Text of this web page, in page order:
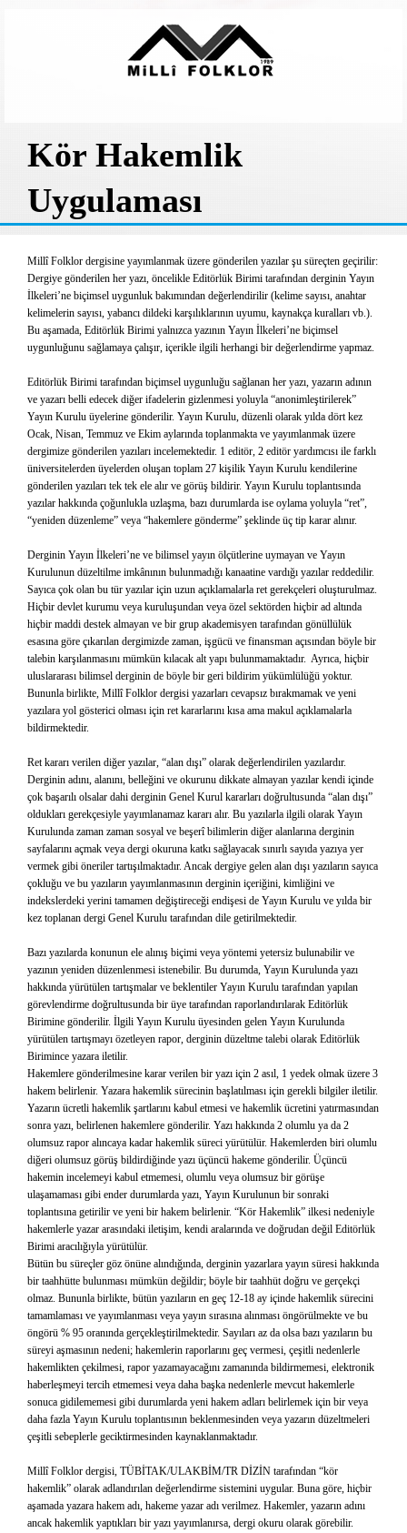
Kör Hakemlik
Uygulaması
Millî Folklor dergisine yayımlanmak üzere gönderilen yazılar şu süreçten geçirilir:
Dergiye gönderilen her yazı, öncelikle Editörlük Birimi tarafından derginin Yayın
İlkeleri’ne biçimsel uygunluk bakımından değerlendirilir (kelime sayısı, anahtar
kelimelerin sayısı, yabancı dildeki karşılıklarının uyumu, kaynakça kuralları vb.).
Bu aşamada, Editörlük Birimi yalnızca yazının Yayın İlkeleri’ne biçimsel
uygunluğunu sağlamaya çalışır, içerikle ilgili herhangi bir değerlendirme yapmaz.
Editörlük Birimi tarafından biçimsel uygunluğu sağlanan her yazı, yazarın adının
ve yazarı belli edecek diğer ifadelerin gizlenmesi yoluyla “anonimleştirilerek”
Yayın Kurulu üyelerine gönderilir. Yayın Kurulu, düzenli olarak yılda dört kez
Ocak, Nisan, Temmuz ve Ekim aylarında toplanmakta ve yayımlanmak üzere
dergimize gönderilen yazıları incelemektedir. 1 editör, 2 editör yardımcısı ile farklı
üniversitelerden üyelerden oluşan toplam 27 kişilik Yayın Kurulu kendilerine
gönderilen yazıları tek tek ele alır ve görüş bildirir. Yayın Kurulu toplantısında
yazılar hakkında çoğunlukla uzlaşma, bazı durumlarda ise oylama yoluyla “ret”,
“yeniden düzenleme” veya “hakemlere gönderme” şeklinde üç tip karar alınır.
Derginin Yayın İlkeleri’ne ve bilimsel yayın ölçütlerine uymayan ve Yayın
Kurulunun düzeltilme imkânının bulunmadığı kanaatine vardığı yazılar reddedilir.
Sayıca çok olan bu tür yazılar için uzun açıklamalarla ret gerekçeleri oluşturulmaz.
Hiçbir devlet kurumu veya kuruluşundan veya özel sektörden hiçbir ad altında
hiçbir maddi destek almayan ve bir grup akademisyen tarafından gönüllülük
esasına göre çıkarılan dergimizde zaman, işgücü ve finansman açısından böyle bir
talebin karşılanmasını mümkün kılacak alt yapı bulunmamaktadır. Ayrıca, hiçbir
uluslararası bilimsel derginin de böyle bir geri bildirim yükümlülüğü yoktur.
Bununla birlikte, Millî Folklor dergisi yazarları cevapsız bırakmamak ve yeni
yazılara yol gösterici olması için ret kararlarını kısa ama makul açıklamalarla
bildirmektedir.
Ret kararı verilen diğer yazılar, “alan dışı” olarak değerlendirilen yazılardır.
Derginin adını, alanını, belleğini ve okurunu dikkate almayan yazılar kendi içinde
çok başarılı olsalar dahi derginin Genel Kurul kararları doğrultusunda “alan dışı”
oldukları gerekçesiyle yayımlanamaz kararı alır. Bu yazılarla ilgili olarak Yayın
Kurulunda zaman zaman sosyal ve beşerî bilimlerin diğer alanlarına derginin
sayfalarını açmak veya dergi okuruna katkı sağlayacak sınırlı sayıda yazıya yer
vermek gibi öneriler tartışılmaktadır. Ancak dergiye gelen alan dışı yazıların sayıca
çokluğu ve bu yazıların yayımlanmasının derginin içeriğini, kimliğini ve
indekslerdeki yerini tamamen değiştireceği endişesi de Yayın Kurulu ve yılda bir
kez toplanan dergi Genel Kurulu tarafından dile getirilmektedir.
Bazı yazılarda konunun ele alınış biçimi veya yöntemi yetersiz bulunabilir ve
yazının yeniden düzenlenmesi istenebilir. Bu durumda, Yayın Kurulunda yazı
hakkında yürütülen tartışmalar ve beklentiler Yayın Kurulu tarafından yapılan
görevlendirme doğrultusunda bir üye tarafından raporlandırılarak Editörlük
Birimine gönderilir. İlgili Yayın Kurulu üyesinden gelen Yayın Kurulunda
yürütülen tartışmayı özetleyen rapor, derginin düzeltme talebi olarak Editörlük
Birimince yazara iletilir.
Hakemlere gönderilmesine karar verilen bir yazı için 2 asıl, 1 yedek olmak üzere 3
hakem belirlenir. Yazara hakemlik sürecinin başlatılması için gerekli bilgiler iletilir.
Yazarın ücretli hakemlik şartlarını kabul etmesi ve hakemlik ücretini yatırmasından
sonra yazı, belirlenen hakemlere gönderilir. Yazı hakkında 2 olumlu ya da 2
olumsuz rapor alıncaya kadar hakemlik süreci yürütülür. Hakemlerden biri olumlu
diğeri olumsuz görüş bildirdiğinde yazı üçüncü hakeme gönderilir. Üçüncü
hakemin incelemeyi kabul etmemesi, olumlu veya olumsuz bir görüşe
ulaşamaması gibi ender durumlarda yazı, Yayın Kurulunun bir sonraki
toplantısına getirilir ve yeni bir hakem belirlenir. “Kör Hakemlik” ilkesi nedeniyle
hakemlerle yazar arasındaki iletişim, kendi aralarında ve doğrudan değil Editörlük
Birimi aracılığıyla yürütülür.
Bütün bu süreçler göz önüne alındığında, derginin yazarlara yayın süresi hakkında
bir taahhütte bulunması mümkün değildir; böyle bir taahhüt doğru ve gerçekçi
olmaz. Bununla birlikte, bütün yazıların en geç 12-18 ay içinde hakemlik sürecini
tamamlaması ve yayımlanması veya yayın sırasına alınması öngörülmekte ve bu
öngörü % 95 oranında gerçekleştirilmektedir. Sayıları az da olsa bazı yazıların bu
süreyi aşmasının nedeni; hakemlerin raporlarını geç vermesi, çeşitli nedenlerle
hakemlikten çekilmesi, rapor yazamayacağını zamanında bildirmemesi, elektronik
haberleşmeyi tercih etmemesi veya daha başka nedenlerle mevcut hakemlerle
sonuca gidilememesi gibi durumlarda yeni hakem adları belirlemek için bir veya
daha fazla Yayın Kurulu toplantısının beklenmesinden veya yazarın düzeltmeleri
çeşitli sebeplerle geciktirmesinden kaynaklanmaktadır.
Millî Folklor dergisi, TÜBİTAK/ULAKBİM/TR DİZİN tarafından “kör
hakemlik” olarak adlandırılan değerlendirme sistemini uygular. Buna göre, hiçbir
aşamada yazara hakem adı, hakeme yazar adı verilmez. Hakemler, yazarın adını
ancak hakemlik yaptıkları bir yazı yayımlanırsa, dergi okuru olarak görebilir.